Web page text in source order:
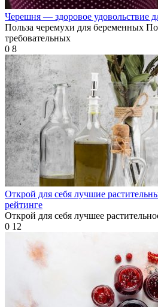
Черешня — здоровое удовольствие
Польза черемухи для беременных
требовательных
0 8
Открой для себя лучшие
рейтинге
Открой для себя лучшее
0 12